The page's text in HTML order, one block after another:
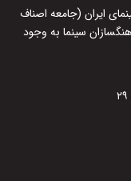
ایران (جامعه اصناف
سینما به وجود